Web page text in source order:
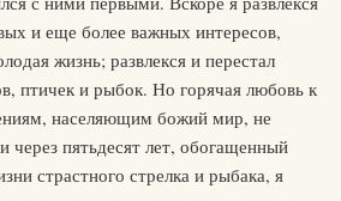
и еще более важных интересов,
жизнь; развлекся и перестал
птичек и рыбок. Но горячая любовь к
населяющим божий мир, не
через пятьдесят лет, обогащенный
страстного стрелка и рыбака, я